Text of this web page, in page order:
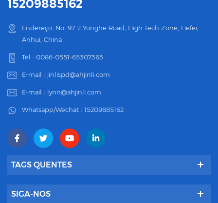
15209885162
Endereço :No. 97-2 Yonghe Road, High-tech Zone, Hefei,
Anhui, China
Tel : 0086-0551-65307363
E-mail : jinlispd@ahjinli.com
E-mail : lynn@ahjinli.com
Whatsapp/Wechat : 15209885162
TAGS QUENTES
SIGA-NOS